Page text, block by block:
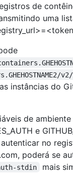
de
uma
v2/
instâncias do
de ambiente
e
no
poderá se
stdin mais